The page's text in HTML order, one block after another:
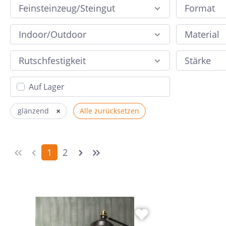
60x120
80x80
100x100
6,5x26
23,2x26,7
6x25
28x34
15x17
15x15
14x16
Lithofin
Ragno
Reinigung
Terrazzooptik Auf
Auf Lager
Feinsteinzeug/Steingut Format
Indoor/Outdoor Material
Rutschfestigkeit Stärke
Auf Lager
glänzend × Alle zurücksetzen
1 2